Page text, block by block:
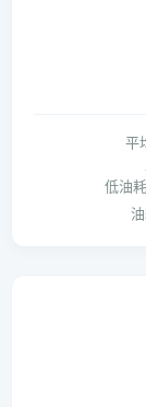
平
低油耗